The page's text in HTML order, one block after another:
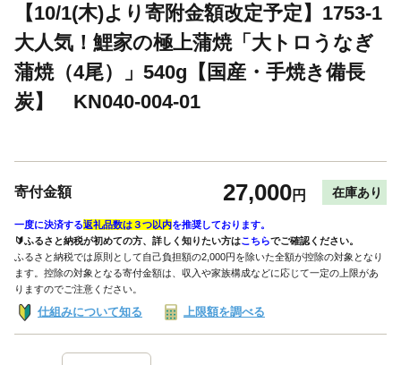
【10/1(木)より寄附金額改定予定】1753-1
大人気！鯉家の極上蒲焼「大トロうなぎ
蒲焼（4尾）」540g【国産・手焼き備長
炭】 KN040-004-01
寄付金額 27,000円 在庫あり
一度に決済する返礼品数は３つ以内を推奨しております。
🔰ふるさと納税が初めての方、詳しく知りたい方はこちらでご確認ください。
ふるさと納税では原則として自己負担額の2,000円を除いた全額が控除の対象となり
ます。控除の対象となる寄付金額は、収入や家族構成などに応じて一定の上限があ
りますのでご注意ください。
仕組みについて知る 上限額を調べる